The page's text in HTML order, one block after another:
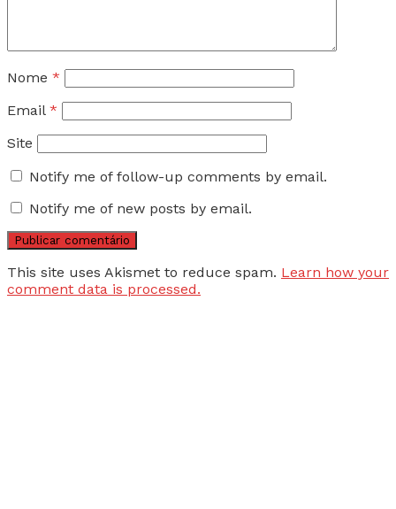
Nome *
Email *
Site
Notify me of follow-up comments by email.
Notify me of new posts by email.
This site uses Akismet to reduce spam. Learn how your
comment data is processed.